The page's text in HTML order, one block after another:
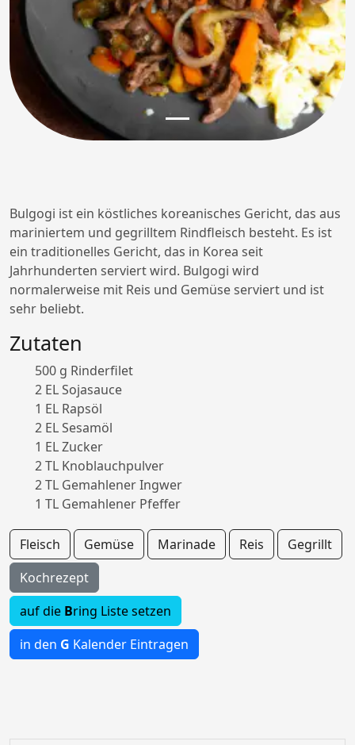
Bulgogi ist ein köstliches koreanisches Gericht, das aus
mariniertem und gegrilltem Rindfleisch besteht. Es ist
ein traditionelles Gericht, das in Korea seit
Jahrhunderten serviert wird. Bulgogi wird
normalerweise mit Reis und Gemüse serviert und ist
sehr beliebt.
Zutaten
500 g Rinderfilet
2 EL Sojasauce
1 EL Rapsöl
2 EL Sesamöl
1 EL Zucker
2 TL Knoblauchpulver
2 TL Gemahlener Ingwer
1 TL Gemahlener Pfeffer
Fleisch Gemüse Marinade Reis
Gegrillt
Kochrezept
auf die Bring Liste setzen
in den G Kalender Eintragen